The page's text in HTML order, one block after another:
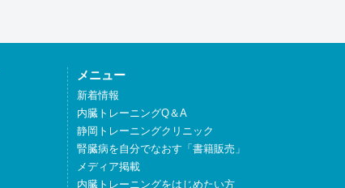
メニュー
新着情報
内臓トレーニングQ＆A
静岡トレーニングクリニック
腎臓病を自分でなおす「書籍販売」
メディア掲載
内臓トレーニングをはじめたい方